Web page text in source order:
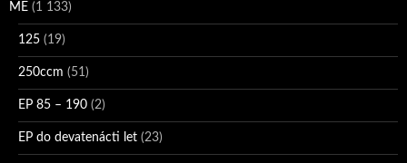
ME (1 133)
125 (19)
250ccm (51)
EP 85 – 190 (2)
EP do devatenácti let (23)